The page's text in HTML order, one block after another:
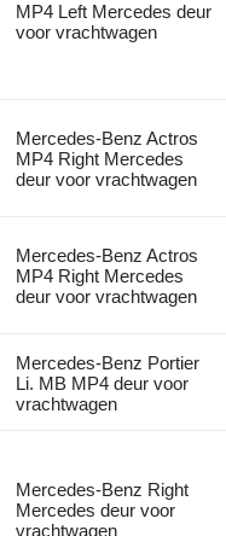
MP4 Left Mercedes deur
voor vrachtwagen
Mercedes-Benz Actros
MP4 Right Mercedes
deur voor vrachtwagen
Mercedes-Benz Actros
MP4 Right Mercedes
deur voor vrachtwagen
Mercedes-Benz Portier
Li. MB MP4 deur voor
vrachtwagen
Mercedes-Benz Right
Mercedes deur voor
vrachtwagen